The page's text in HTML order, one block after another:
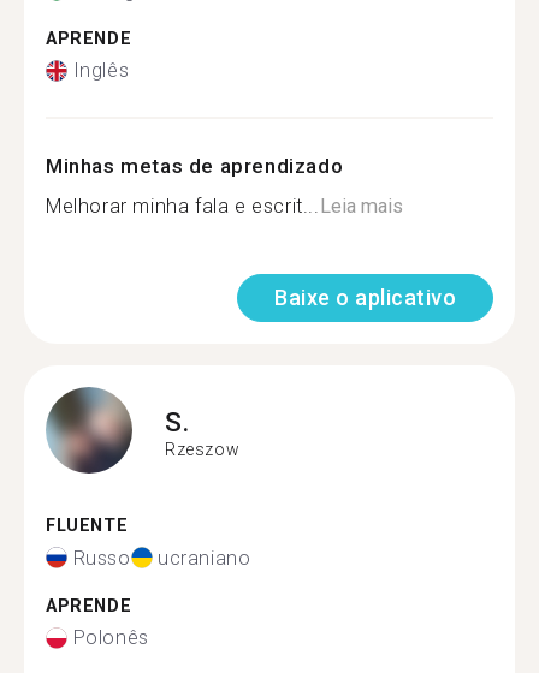
APRENDE
Inglês
Minhas metas de aprendizado
Melhorar minha fala e escrit...Leia mais
Baixe o aplicativo
S.
Rzeszow
FLUENTE
Russo ucraniano
APRENDE
Polonês